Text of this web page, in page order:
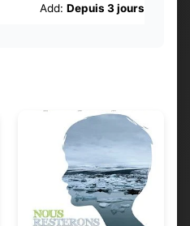
Add: Depuis 3 jours